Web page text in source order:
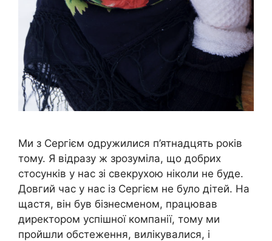
Ми з Сергієм одружилися п’ятнадцять років
тому. Я відразу ж зрозуміла, що добрих
стосунків у нас зі свекрухою ніколи не буде.
Довгий час у нас із Сергієм не було дітей. На
щастя, він був бізнесменом, працював
директором успішної компанії, тому ми
пройшли обстеження, вилікувалися, і